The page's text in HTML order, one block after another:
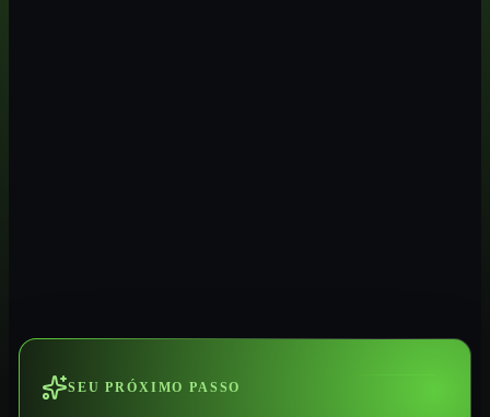
SEU PRÓXIMO PASSO